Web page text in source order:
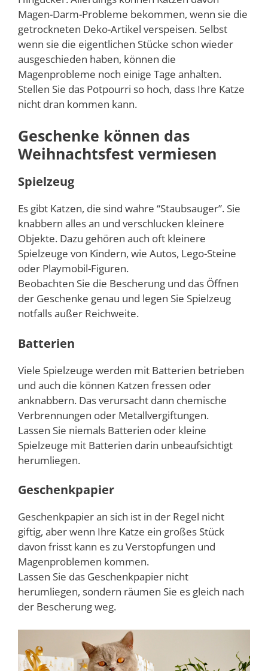
Magen-Darm-Probleme bekommen, wenn sie die
getrockneten Deko-Artikel verspeisen. Selbst
wenn sie die eigentlichen Stücke schon wieder
ausgeschieden haben, können die
Magenprobleme noch einige Tage anhalten.
Stellen Sie das Potpourri so hoch, dass Ihre Katze
nicht dran kommen kann.
Geschenke können das
Weihnachtsfest vermiesen
Spielzeug
Es gibt Katzen, die sind wahre “Staubsauger”. Sie
knabbern alles an und verschlucken kleinere
Objekte. Dazu gehören auch oft kleinere
Spielzeuge von Kindern, wie Autos, Lego-Steine
oder Playmobil-Figuren.
Beobachten Sie die Bescherung und das Öffnen
der Geschenke genau und legen Sie Spielzeug
notfalls außer Reichweite.
Batterien
Viele Spielzeuge werden mit Batterien betrieben
und auch die können Katzen fressen oder
anknabbern. Das verursacht dann chemische
Verbrennungen oder Metallvergiftungen.
Lassen Sie niemals Batterien oder kleine
Spielzeuge mit Batterien darin unbeaufsichtigt
herumliegen.
Geschenkpapier
Geschenkpapier an sich ist in der Regel nicht
giftig, aber wenn Ihre Katze ein großes Stück
davon frisst kann es zu Verstopfungen und
Magenproblemen kommen.
Lassen Sie das Geschenkpapier nicht
herumliegen, sondern räumen Sie es gleich nach
der Bescherung weg.